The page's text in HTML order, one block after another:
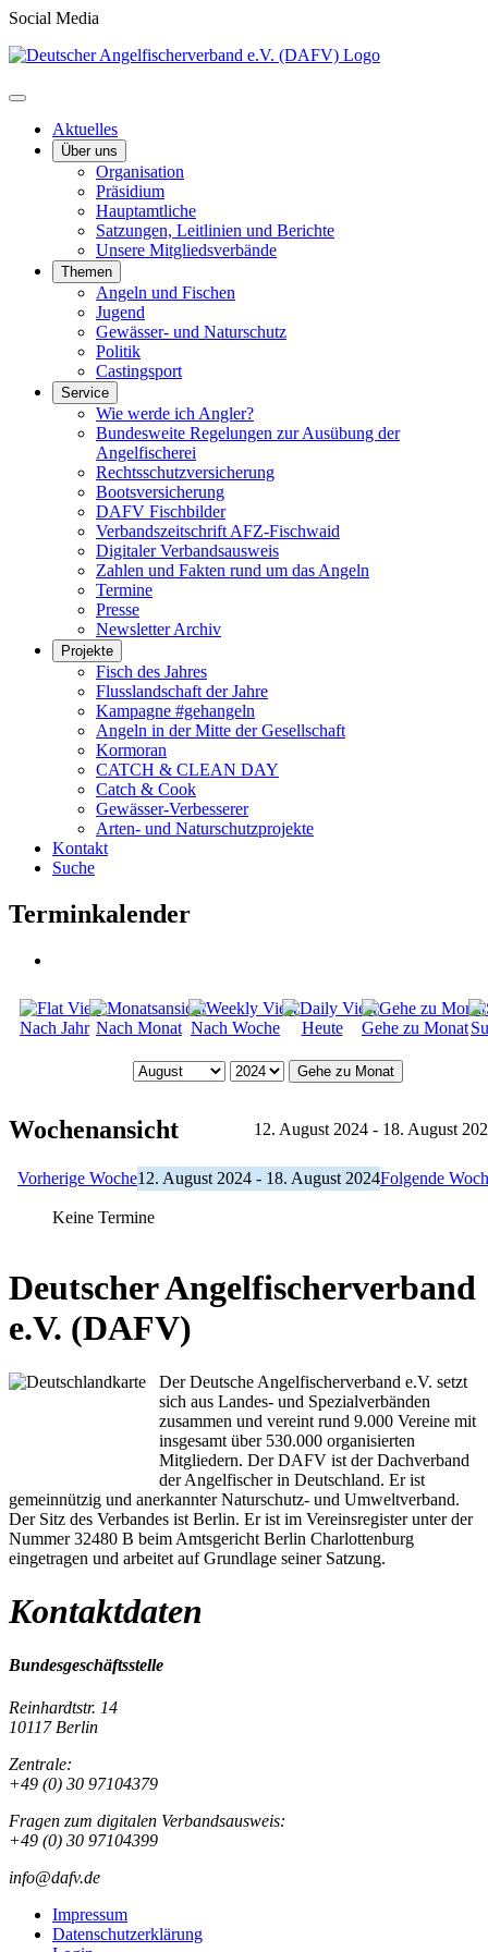
Social Media
Aktuelles
Über uns
Organisation
Präsidium
Hauptamtliche
Satzungen, Leitlinien und Berichte
Unsere Mitgliedsverbände
Themen
Angeln und Fischen
Jugend
Gewässer- und Naturschutz
Politik
Castingsport
Service
Wie werde ich Angler?
Bundesweite Regelungen zur Ausübung der
Angelfischerei
Rechtsschutzversicherung
Bootsversicherung
DAFV Fischbilder
Verbandszeitschrift AFZ-Fischwaid
Digitaler Verbandsausweis
Zahlen und Fakten rund um das Angeln
Termine
Presse
Newsletter Archiv
Projekte
Fisch des Jahres
Flusslandschaft der Jahre
Kampagne #gehangeln
Angeln in der Mitte der Gesellschaft
Kormoran
CATCH & CLEAN DAY
Catch & Cook
Gewässer-Verbesserer
Arten- und Naturschutzprojekte
Kontakt
Suche
Terminkalender
Nach Jahr Nach Monat Nach Woche Heute Gehe zu Monat
Gehe zu Monat
Wochenansicht 12. August 2024 - 18. August
Vorherige Woche12. August 2024 - 18. August 2024Folgende
Keine Termine
Deutscher Angelfischerverband
e.V. (DAFV)
Der Deutsche Angelfischerverband e.V. setzt
sich aus Landes- und Spezialverbänden
zusammen und vereint rund 9.000 Vereine mit
insgesamt über 530.000 organisierten
Mitgliedern. Der DAFV ist der Dachverband
der Angelfischer in Deutschland. Er ist
gemeinnützig und anerkannter Naturschutz- und Umweltverband.
Der Sitz des Verbandes ist Berlin. Er ist im Vereinsregister unter der
Nummer 32480 B beim Amtsgericht Berlin Charlottenburg
eingetragen und arbeitet auf Grundlage seiner Satzung.
Kontaktdaten
Bundesgeschäftsstelle
Reinhardtstr. 14
10117 Berlin
Zentrale:
+49 (0) 30 97104379
Fragen zum digitalen Verbandsausweis:
+49 (0) 30 97104399
info@dafv.de
Impressum
Datenschutzerklärung